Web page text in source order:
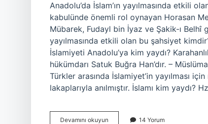
Anadolu’da İslam’ın yayılmasında etkili
kabulünde önemli rol oynayan Horasan
Mübarek, Fudayl bin İyaz ve Şakik-ı Belhî
yayılmasında etkili olan bu şahsiyet
İslamiyeti Anadolu’ya kim yaydı?
hükümdarı Satuk Buğra Han’dır. –
Türkler arasında İslamiyet’in yayılması
lakaplarıyla anılmıştır. İslamı kim yaydı?
Devamını okuyun Anadoluda 14 Yorum